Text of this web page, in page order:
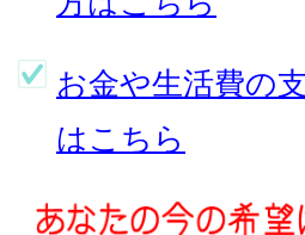
お金や生活費の
はこちら